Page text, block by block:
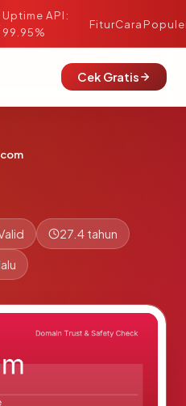
·
Uptime API:
99.95%
FiturCara
Cek Gratis
27.4 tahun